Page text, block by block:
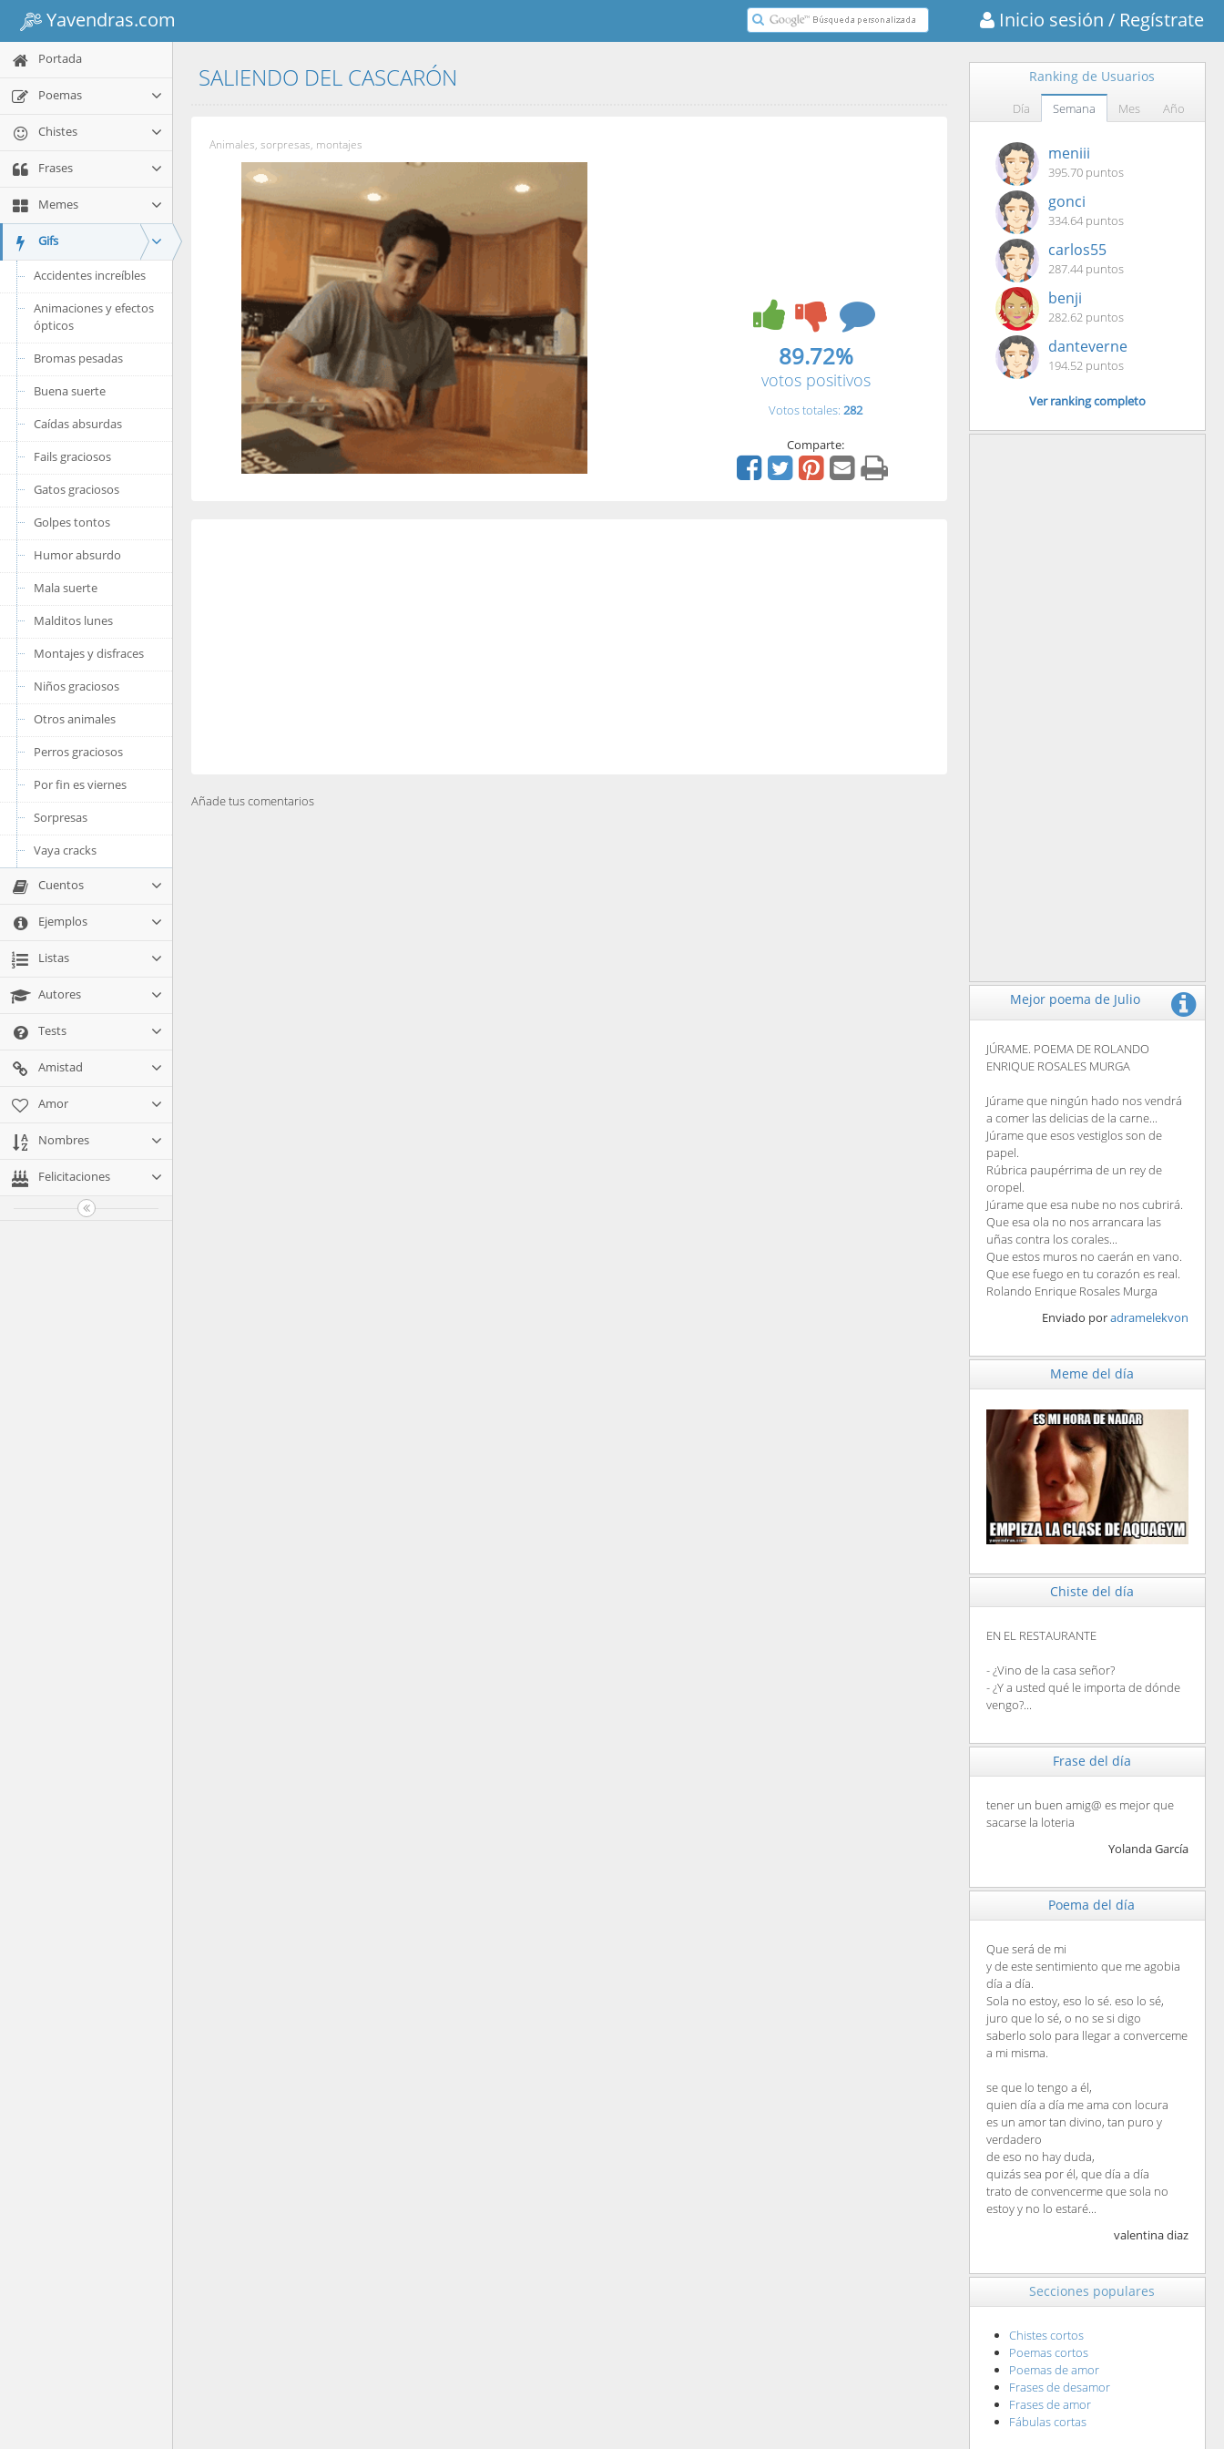
Yavendras.com Inicio sesión / Regístrate
Portada
Poemas
Chistes
Frases
Memes
Gifs
Accidentes increíbles
Animaciones y efectos
ópticos
Bromas pesadas
Buena suerte
Caídas absurdas
Fails graciosos
Gatos graciosos
Golpes tontos
Humor absurdo
Mala suerte
Malditos lunes
Montajes y disfraces
Niños graciosos
Otros animales
Perros graciosos
Por fin es viernes
Sorpresas
Vaya cracks
Cuentos
Ejemplos
Listas
Autores
Tests
Amistad
Amor
Nombres
Felicitaciones
SALIENDO DEL CASCARÓN
Animales, sorpresas, montajes
89.72%
votos positivos
Votos totales: 282
Comparte:
Añade tus comentarios
Ranking de Usuarios
Día Semana Mes Año
meniii
395.70 puntos
gonci
334.64 puntos
carlos55
287.44 puntos
benji
282.62 puntos
danteverne
194.52 puntos
Ver ranking completo
Mejor poema de Julio
JÚRAME. POEMA DE ROLANDO
ENRIQUE ROSALES MURGA
Júrame que ningún hado nos vendrá
a comer las delicias de la carne...
Júrame que esos vestiglos son de
papel.
Rúbrica paupérrima de un rey de
oropel.
Júrame que esa nube no nos cubrirá.
Que esa ola no nos arrancara las
uñas contra los corales...
Que estos muros no caerán en vano.
Que ese fuego en tu corazón es real.
Rolando Enrique Rosales Murga
Enviado poradramelekvon
Meme del día
Chiste del día
EN EL RESTAURANTE
- ¿Vino de la casa señor?
- ¿Y a usted qué le importa de dónde
vengo?...
Frase del día
tener un buen amig@ es mejor que
sacarse la loteria
Yolanda García
Poema del día
Que será de mi
y de este sentimiento que me agobia
día a día.
Sola no estoy, eso lo sé. eso lo sé,
juro que lo sé, o no se si digo
saberlo solo para llegar a converceme
a mi misma.
se que lo tengo a él,
quien día a día me ama con locura
es un amor tan divino, tan puro y
verdadero
de eso no hay duda,
quizás sea por él, que día a día
trato de convencerme que sola no
estoy y no lo estaré...
valentina diaz
Secciones populares
Chistes cortos
Poemas cortos
Poemas de amor
Frases de desamor
Frases de amor
Fábulas cortas